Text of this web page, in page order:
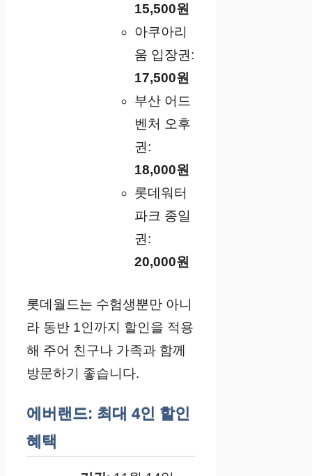
15,500원
아쿠아리
움 입장권:
17,500원
부산 어드
벤처 오후
권:
18,000원
롯데워터
파크 종일
권:
20,000원
롯데월드는 수험생뿐만 아니
라 동반 1인까지 할인을 적용
해 주어 친구나 가족과 함께
방문하기 좋습니다.
에버랜드: 최대 4인 할인
혜택